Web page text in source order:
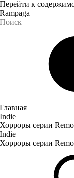
Перейти к
Rampaga
Главная
Indie
Хорроры серии
Indie
Хорроры серии